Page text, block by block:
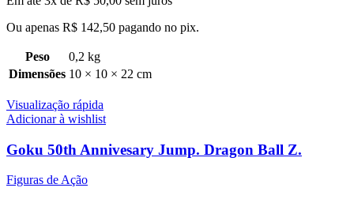
Ou apenas R$ 142,50 pagando no pix.
Peso
0,2 kg
Dimensões 10 × 10 × 22 cm
Visualização rápida
Adicionar à wishlist
Goku 50th Annivesary Jump. Dragon Ball Z.
Figuras de Ação